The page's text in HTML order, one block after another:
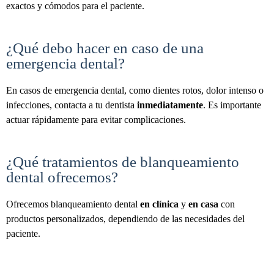
exactos y cómodos para el paciente.
¿Qué debo hacer en caso de una
emergencia dental?
En casos de emergencia dental, como dientes rotos, dolor intenso o
infecciones, contacta a tu dentista inmediatamente. Es importante
actuar rápidamente para evitar complicaciones.
¿Qué tratamientos de blanqueamiento
dental ofrecemos?
Ofrecemos blanqueamiento dental en clínica y en casa con
productos personalizados, dependiendo de las necesidades del
paciente.